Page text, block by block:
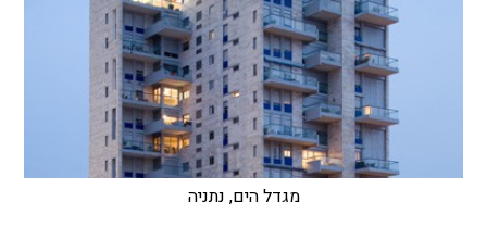
מגדל הים, נתניה